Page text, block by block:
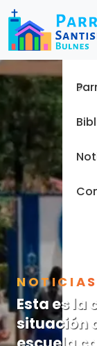
Esta es la
situación